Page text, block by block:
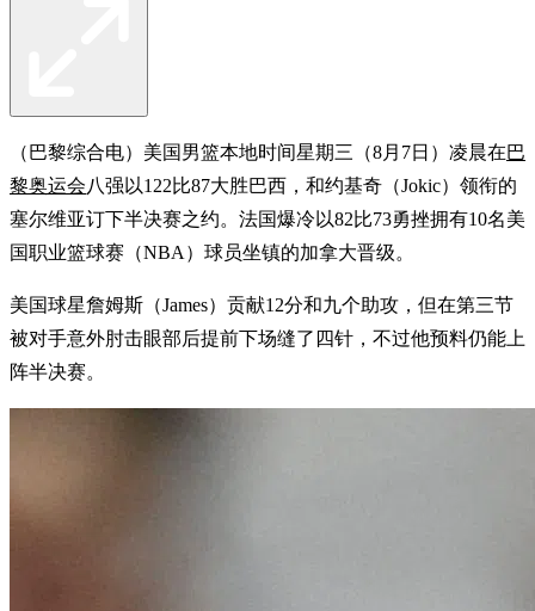
（巴黎综合电）美国男篮本地时间星期三（8月7日）凌晨在巴
黎奥运会八强以122比87大胜巴西，和约基奇（Jokic）领衔的
塞尔维亚订下半决赛之约。法国爆冷以82比73勇挫拥有10名美
国职业篮球赛（NBA）球员坐镇的加拿大晋级。
美国球星詹姆斯（James）贡献12分和九个助攻，但在第三节
被对手意外肘击眼部后提前下场缝了四针，不过他预料仍能上
阵半决赛。